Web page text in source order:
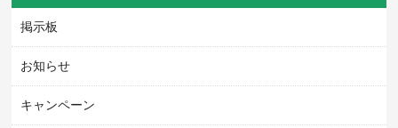
掲示板
お知らせ
キャンペーン